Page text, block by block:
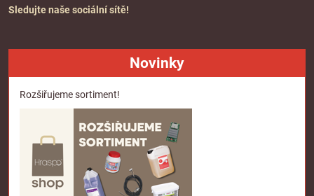
Sledujte naše sociální sítě!
Novinky
Rozšiřujeme sortiment!